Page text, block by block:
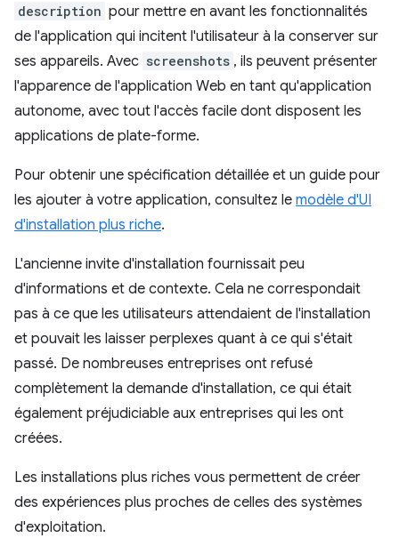
description pour mettre en avant les fonctionnalités
de l'application qui incitent l'utilisateur à la conserver sur
ses appareils. Avec screenshots , ils peuvent présenter
l'apparence de l'application Web en tant qu'application
autonome, avec tout l'accès facile dont disposent les
applications de plate-forme.
Pour obtenir une spécification détaillée et un guide pour
les ajouter à votre application, consultez le modèle d'UI
d'installation plus riche.
L'ancienne invite d'installation fournissait peu
d'informations et de contexte. Cela ne correspondait
pas à ce que les utilisateurs attendaient de l'installation
et pouvait les laisser perplexes quant à ce qui s'était
passé. De nombreuses entreprises ont refusé
complètement la demande d'installation, ce qui était
également préjudiciable aux entreprises qui les ont
créées.
Les installations plus riches vous permettent de créer
des expériences plus proches de celles des systèmes
d'exploitation.